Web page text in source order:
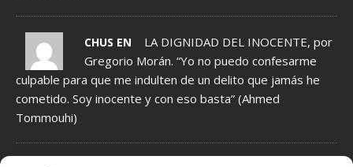
CHUS EN
LA DIGNIDAD DEL INOCENTE, por
Gregorio Morán. “Yo no puedo confesarme
culpable para que me indulten de un delito que jamás he
cometido. Soy inocente y con eso basta” (Ahmed
Tommouhi)